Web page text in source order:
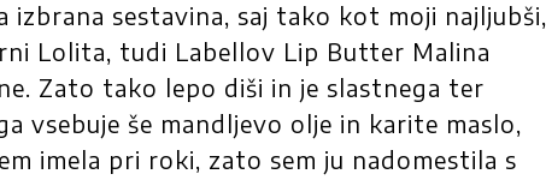
izbrana sestavina, saj tako kot moji najljubši,
Lolita, tudi Labellov Lip Butter Malina
Zato tako lepo diši in je slastnega ter
vsebuje še mandljevo olje in karite maslo,
imela pri roki, zato sem ju nadomestila s